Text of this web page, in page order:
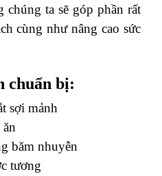
ta sẽ góp phần rất
cùng như nâng cao sức
chuẩn bị:
sợi mảnh
băm nhuyễn
tương